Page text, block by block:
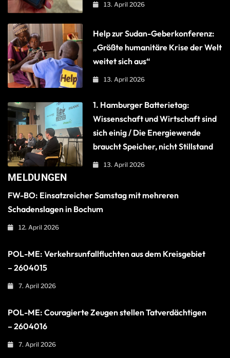
13. April 2026
Help zur Sudan-Geberkonferenz:
„Größte humanitäre Krise der Welt
weitet sich aus“
13. April 2026
1. Hamburger Batterietag:
Wissenschaft und Wirtschaft sind
sich einig / Die Energiewende
braucht Speicher, nicht Stillstand
13. April 2026
MELDUNGEN
FW-BO: Einsatzreicher Samstag mit mehreren
Schadenslagen in Bochum
12. April 2026
POL-ME: Verkehrsunfallfluchten aus dem Kreisgebiet
– 2604015
7. April 2026
POL-ME: Couragierte Zeugen stellen Tatverdächtigen
– 2604016
7. April 2026